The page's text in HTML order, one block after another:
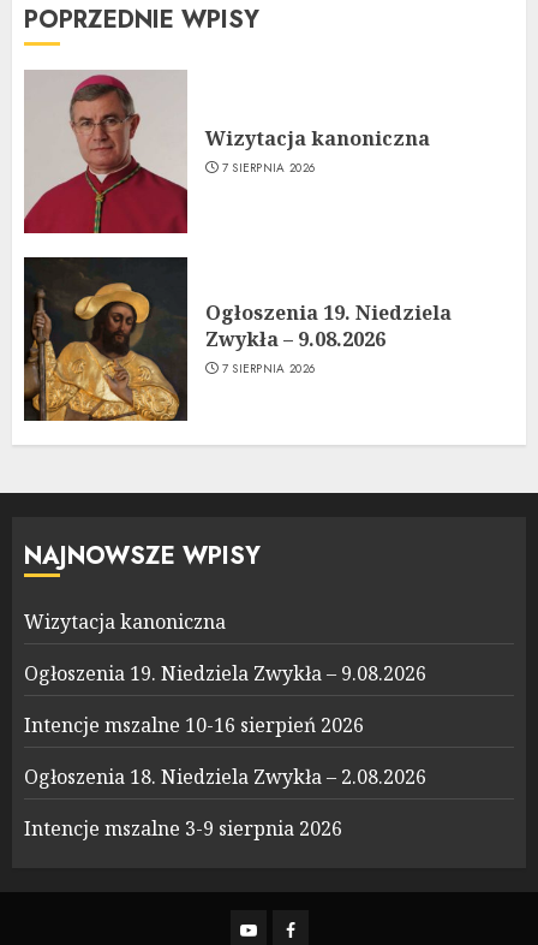
POPRZEDNIE WPISY
Wizytacja kanoniczna
7 SIERPNIA 2026
Ogłoszenia 19. Niedziela
Zwykła – 9.08.2026
7 SIERPNIA 2026
NAJNOWSZE WPISY
Wizytacja kanoniczna
Ogłoszenia 19. Niedziela Zwykła – 9.08.2026
Intencje mszalne 10-16 sierpień 2026
Ogłoszenia 18. Niedziela Zwykła – 2.08.2026
Intencje mszalne 3-9 sierpnia 2026
YouTubeFacebook